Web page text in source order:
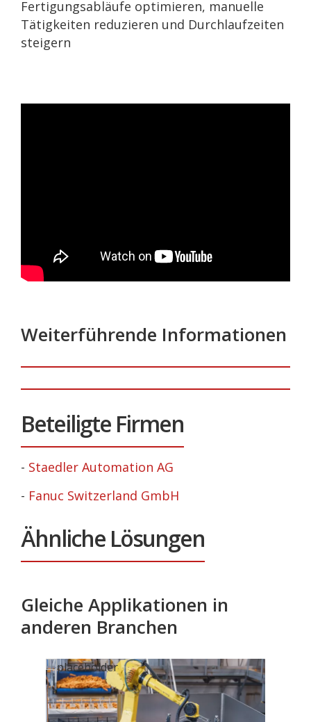
Fertigungsabläufe optimieren, manuelle
Tätigkeiten reduzieren und Durchlaufzeiten
steigern
Weiterführende Informationen
Beteiligte Firmen
- Staedler Automation AG
- Fanuc Switzerland GmbH
Ähnliche Lösungen
Gleiche Applikationen in
anderen Branchen